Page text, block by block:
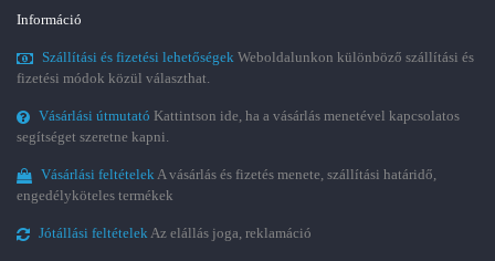
Információ
Szállítási és fizetési lehetőségek Weboldalunkon különböző szállítási és
fizetési módok közül választhat.
Vásárlási útmutató Kattintson ide, ha a vásárlás menetével kapcsolatos
segítséget szeretne kapni.
Vásárlási feltételekA vásárlás és fizetés menete, szállítási határidő,
engedélyköteles termékek
Jótállási feltételekAz elállás joga, reklamáció